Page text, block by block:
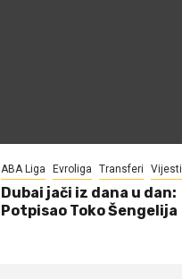
ABA Liga Evroliga Transferi Vijesti
Dubai jači iz dana u dan:
Potpisao Toko Šengelija